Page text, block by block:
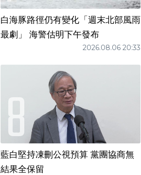
白海豚路徑仍有變化「週末北部風雨
最劇」 海警估明下午發布
2026.08.06 20:33
藍白堅持凍刪公視預算 黨團協商無
結果全保留